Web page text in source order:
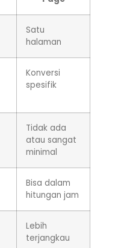
Satu
halaman
Konversi
spesifik
Tidak ada
atau sangat
minimal
Bisa dalam
hitungan jam
Lebih
terjangkau